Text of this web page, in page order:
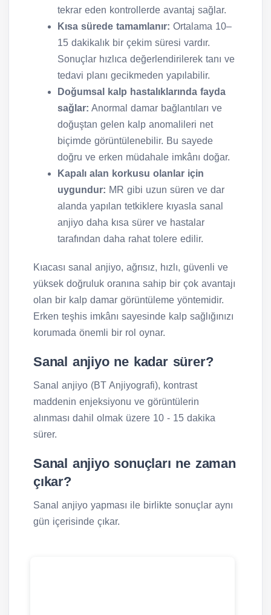
tekrar eden kontrollerde avantaj sağlar.
Kısa sürede tamamlanır: Ortalama 10–
15 dakikalık bir çekim süresi vardır.
Sonuçlar hızlıca değerlendirilerek tanı ve
tedavi planı gecikmeden yapılabilir.
Doğumsal kalp hastalıklarında fayda
sağlar: Anormal damar bağlantıları ve
doğuştan gelen kalp anomalileri net
biçimde görüntülenebilir. Bu sayede
doğru ve erken müdahale imkânı doğar.
Kapalı alan korkusu olanlar için
uygundur: MR gibi uzun süren ve dar
alanda yapılan tetkiklere kıyasla sanal
anjiyo daha kısa sürer ve hastalar
tarafından daha rahat tolere edilir.
Kıacası sanal anjiyo, ağrısız, hızlı, güvenli ve
yüksek doğruluk oranına sahip bir çok avantajı
olan bir kalp damar görüntüleme yöntemidir.
Erken teşhis imkânı sayesinde kalp sağlığınızı
korumada önemli bir rol oynar.
Sanal anjiyo ne kadar sürer?
Sanal anjiyo (BT Anjiyografi), kontrast
maddenin enjeksiyonu ve görüntülerin
alınması dahil olmak üzere 10 - 15 dakika
sürer.
Sanal anjiyo sonuçları ne zaman
çıkar?
Sanal anjiyo yapması ile birlikte sonuçlar aynı
gün içerisinde çıkar.